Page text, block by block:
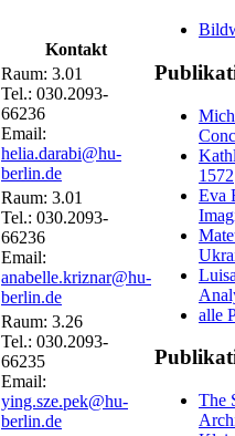
Kontakt
Raum: 3.01
Tel.: 030.2093-
66236
Email:
helia.darabi@hu-
berlin.de
Raum: 3.01
Tel.: 030.2093-
66236
Email:
anabelle.kriznar@hu-
berlin.de
Raum: 3.26
Tel.: 030.2093-
66235
Email:
ying.sze.pek@hu-
berlin.de
1572
Eva
alle
The